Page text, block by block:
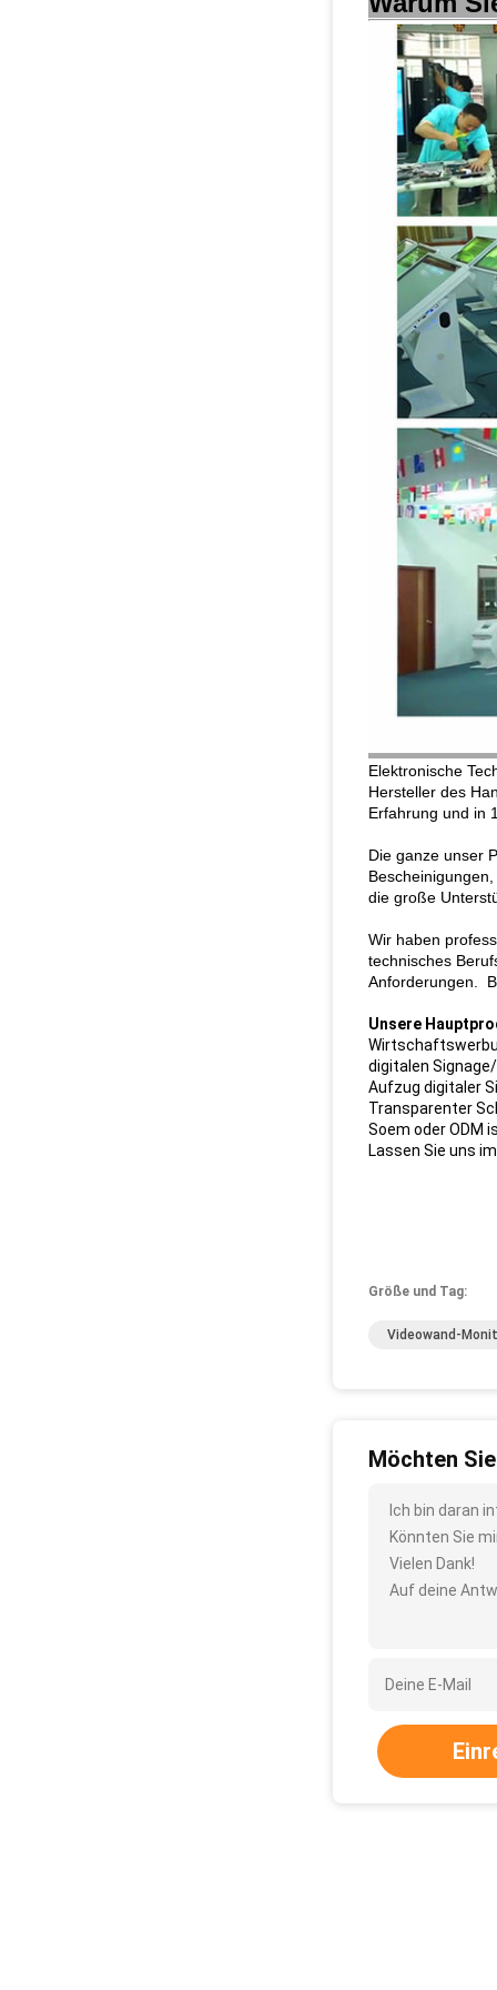
Elektronische
Hersteller des
Erfahrung und in
Die ganze unser
die große
Wir haben
technisches
Anforderungen.
Unsere
digitalen
Aufzug digitaler
Transparenter
Soem oder ODM
Lassen Sie uns
Größe und Tag:
Videowand-
Möchten
Ich bin daran
Könnten Sie
Vielen Dank!
Auf deine